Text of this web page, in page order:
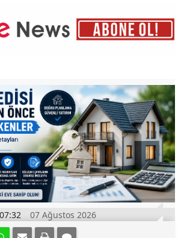
07:32 07 Ağustos 2026